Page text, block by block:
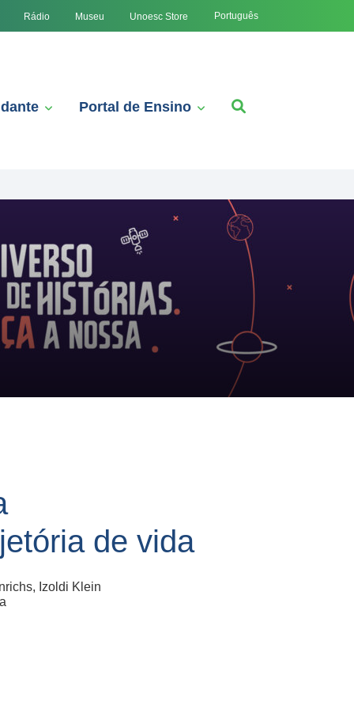
Rádio Museu Unoesc Store Português
Portal de Ensino
de vida
Izoldi Klein